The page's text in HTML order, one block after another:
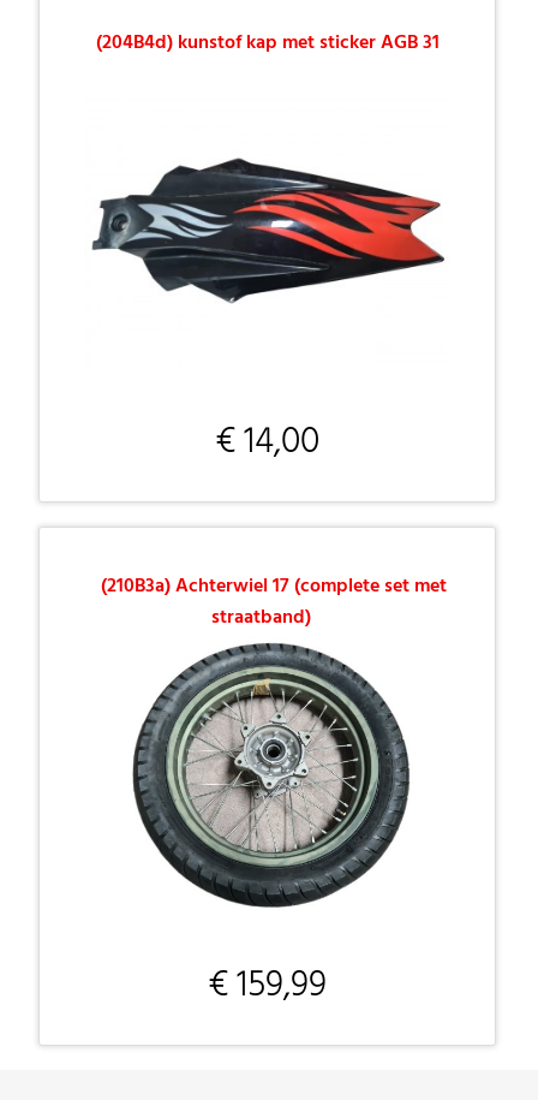
(204B4d) kunstof kap met sticker AGB 31
€ 14,00
(210B3a) Achterwiel 17 (complete set met
straatband)
€ 159,99